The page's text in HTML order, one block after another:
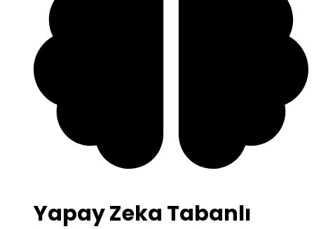
Yapay Zeka Tabanlı